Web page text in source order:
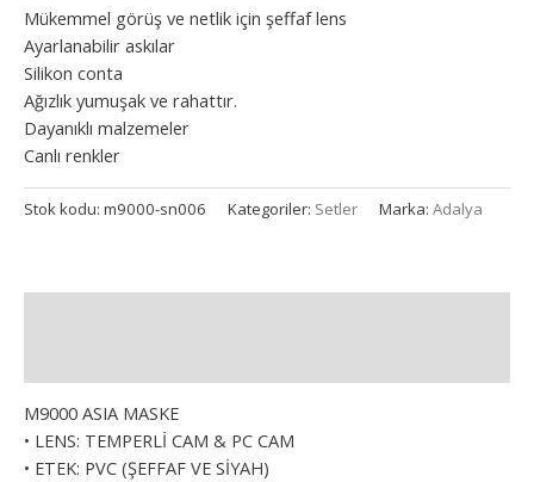
Mükemmel görüş ve netlik için şeffaf lens
Ayarlanabilir askılar
Silikon conta
Ağızlık yumuşak ve rahattır.
Dayanıklı malzemeler
Canlı renkler
Stok kodu: m9000-sn006 Kategoriler: Setler Marka: Adalya
M9000 ASIA MASKE
• LENS: TEMPERLİ CAM & PC CAM
• ETEK: PVC (ŞEFFAF VE SİYAH)